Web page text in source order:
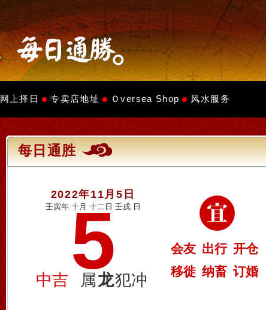
网上择日 专卖店地址 Ｏversea Shop 风水服务
每日通胜
2022年11月5日
壬寅年 十月 十二日 壬戌 日
5
中吉 属龙犯冲
会友 出行 开仓
移徙 纳畜 订婚